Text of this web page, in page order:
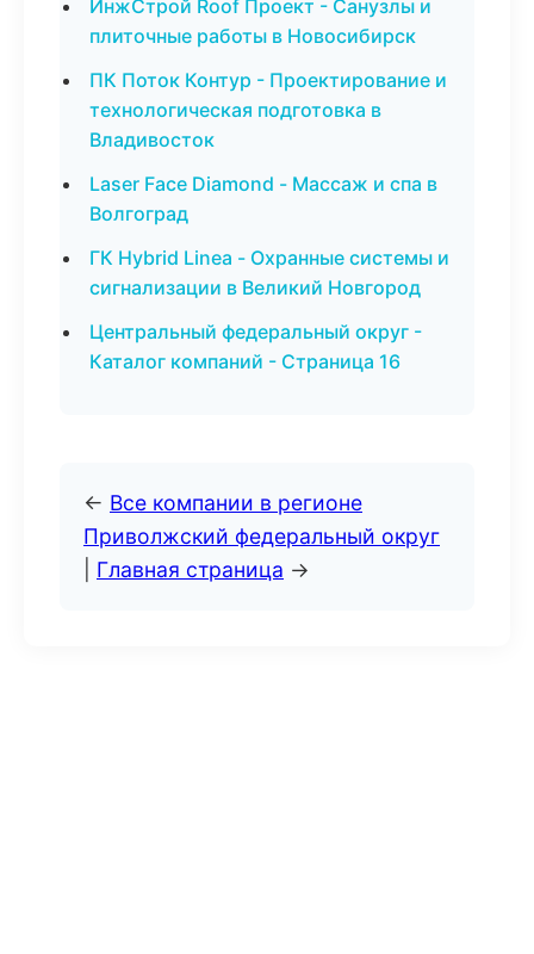
ИнжСтрой Roof Проект - Санузлы и
плиточные работы в Новосибирск
ПК Поток Контур - Проектирование и
технологическая подготовка в
Владивосток
Laser Face Diamond - Массаж и спа в
Волгоград
ГК Hybrid Linea - Охранные системы и
сигнализации в Великий Новгород
Центральный федеральный округ -
Каталог компаний - Страница 16
← Все компании в регионе
Приволжский федеральный округ
Главная страница →